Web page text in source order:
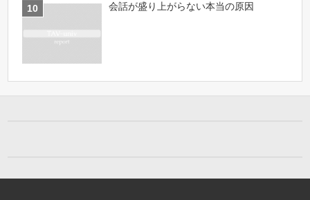
会話が盛り上がらない本当の原因